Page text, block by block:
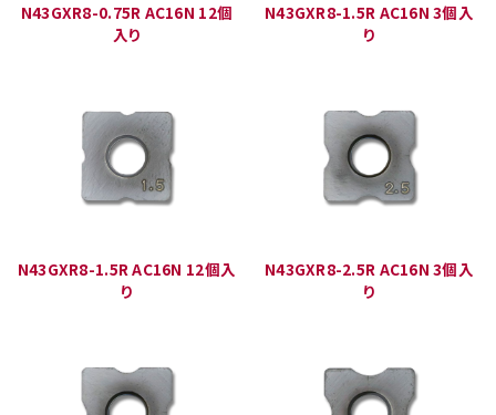
N43GXR8-0.75R AC16N 12個
入り
N43GXR8-1.5R AC16N 3個入
り
N43GXR8-1.5R AC16N 12個入
り
N43GXR8-2.5R AC16N 3個入
り